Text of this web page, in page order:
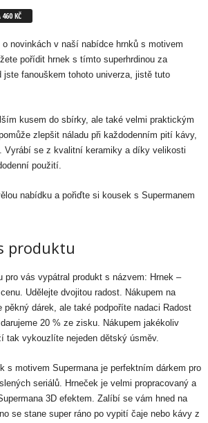
KČ
novinkách v naší nabídce hrnků s motivem
pořídit hrnek s tímto superhrdinou za
jste fanouškem tohoto univerza, jistě tuto
kusem do sbírky, ale také velmi praktickým
zlepšit náladu při každodenním pití kávy,
Vyrábí se z kvalitní keramiky a díky velikosti
použití.
nabídku a pořiďte si kousek s Supermanem
produktu
pro vás vypátral produkt s názvem: Hrnek –
Udělejte dvojitou radost. Nákupem na
pěkný dárek, ale také podpoříte nadaci Radost
20 % ze zisku. Nákupem jakékoliv
tak vykouzlíte nejeden dětský úsměv.
s motivem Supermana je perfektním dárkem pro
seriálů. Hrneček je velmi propracovaný a
3D efektem. Zalíbí se vám hned na
se stane super ráno po vypití čaje nebo kávy z